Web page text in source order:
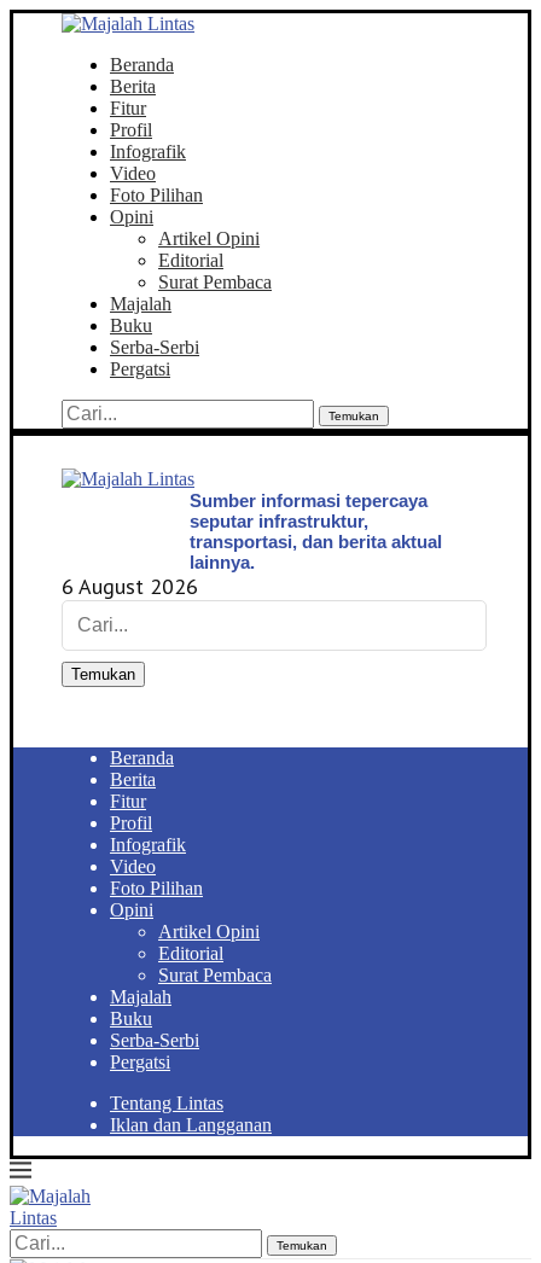
Beranda
Berita
Fitur
Profil
Infografik
Video
Foto Pilihan
Opini
Artikel Opini
Editorial
Surat Pembaca
Majalah
Buku
Serba-Serbi
Pergatsi
Temukan
Sumber informasi tepercaya
seputar infrastruktur,
transportasi, dan berita aktual
lainnya.
6 August 2026
Temukan
Beranda
Berita
Fitur
Profil
Infografik
Video
Foto Pilihan
Opini
Artikel Opini
Editorial
Surat Pembaca
Majalah
Buku
Serba-Serbi
Pergatsi
Tentang Lintas
Iklan dan Langganan
Temukan